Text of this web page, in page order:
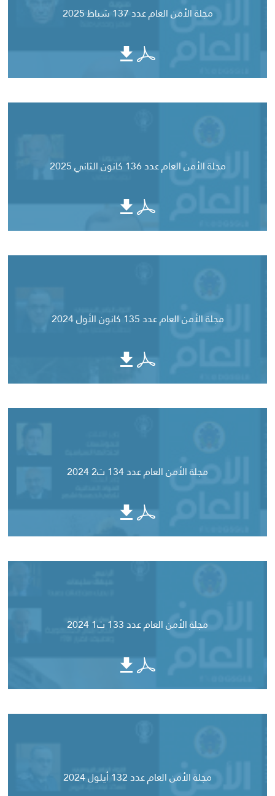
مجلة الأمن العام عدد 137 شباط 2025
مجلة الأمن العام عدد 136 كانون الثاني 2025
مجلة الأمن العام عدد 135 كانون الأول 2024
مجلة الأمن العام عدد 134 ت2 2024
مجلة الأمن العام عدد 133 ت1 2024
مجلة الأمن العام عدد 132 أيلول 2024